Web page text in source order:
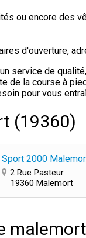
ou encore des
d'ouverture,
service de
de la course à
pour vous
(19360)
Sport 2000
2 Rue Pasteur
19360 Malemort
malemort